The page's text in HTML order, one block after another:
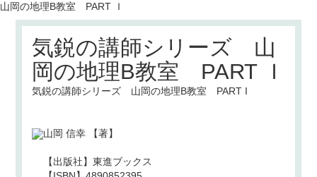
山岡の地理B教室 PART Ｉ
気鋭の講師シリーズ 山
岡の地理B教室 PART Ｉ
気鋭の講師シリーズ 山岡の地理B教室 PART I
山岡 信幸【著】
【出版社】東進ブックス